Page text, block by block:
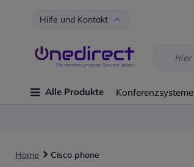
Hilfe und Kontakt
Alle Produkte Konferenzsysteme
Home Cisco phone